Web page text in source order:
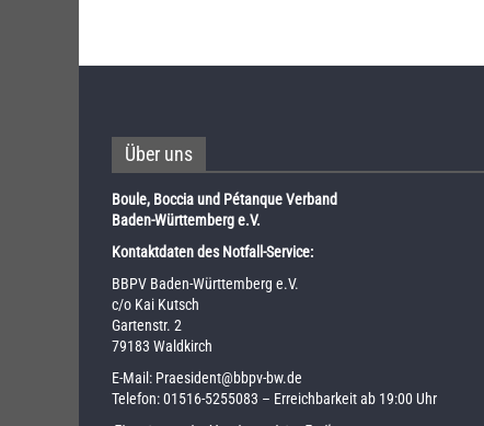
Über uns
Boule, Boccia und Pétanque Verband
Baden-Württemberg e.V.
Kontaktdaten des Notfall-Service:
BBPV Baden-Württemberg e.V.
c/o Kai Kutsch
Gartenstr. 2
79183 Waldkirch
E-Mail: Praesident@bbpv-bw.de
Telefon:01516-5255083 – Erreichbarkeit ab 19:00 Uhr